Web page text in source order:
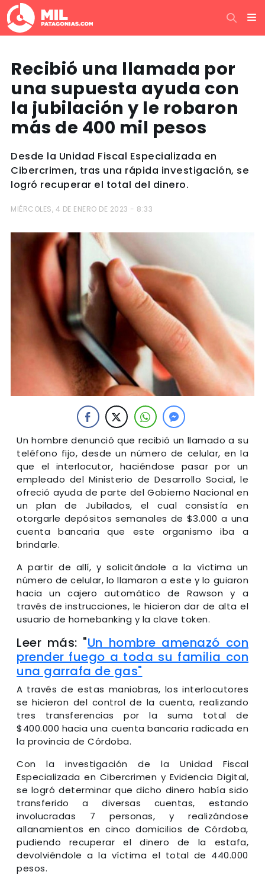
Recibió una llamada por
una supuesta ayuda con
la jubilación y le robaron
más de 400 mil pesos
Desde la Unidad Fiscal Especializada en
Cibercrimen, tras una rápida investigación, se
logró recuperar el total del dinero.
MIÉRCOLES, 4 DE ENERO DE 2023 - 8:33
Un hombre denunció que recibió un llamado a su
teléfono fijo, desde un número de celular, en la
que el interlocutor, haciéndose pasar por un
empleado del Ministerio de Desarrollo Social, le
ofreció ayuda de parte del Gobierno Nacional en
un plan de Jubilados, el cual consistía en
otorgarle depósitos semanales de $3.000 a una
cuenta bancaria que este organismo iba a
brindarle.
A partir de allí, y solicitándole a la víctima un
número de celular, lo llamaron a este y lo guiaron
hacia un cajero automático de Rawson y a
través de instrucciones, le hicieron dar de alta el
usuario de homebanking y la clave token.
Leer más: "Un hombre amenazó con
prender fuego a toda su familia con
una garrafa de gas"
A través de estas maniobras, los interlocutores
se hicieron del control de la cuenta, realizando
tres transferencias por la suma total de
$400.000 hacia una cuenta bancaria radicada en
la provincia de Córdoba.
Con la investigación de la Unidad Fiscal
Especializada en Cibercrimen y Evidencia Digital,
se logró determinar que dicho dinero había sido
transferido a diversas cuentas, estando
involucradas 7 personas, y realizándose
allanamientos en cinco domicilios de Córdoba,
pudiendo recuperar el dinero de la estafa,
devolviéndole a la víctima el total de 440.000
pesos.